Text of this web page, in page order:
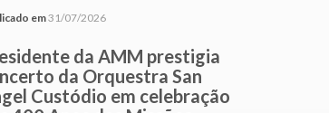
em31/07/2026
da AMM prestigia
da Orquestra San
Custódio em celebração